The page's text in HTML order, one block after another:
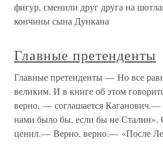
фигур, сменили друг друга на
кончины сына Дункана
Главные претенденты
Главные претенденты — Но все
великим. И в книге об этом
верно, — соглашается
нами было бы, если бы не Сталин».
ценил.— Верно, верно.— «После